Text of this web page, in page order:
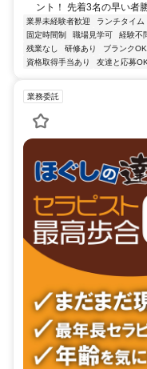
ント！ 先着3名の早い者
業界未経験者歓迎 ランチタイム
固定時間制
職場見学可 経験不
残業なし
研修あり ブランクOK
資格取得手当あり
友達と応募
業務委託